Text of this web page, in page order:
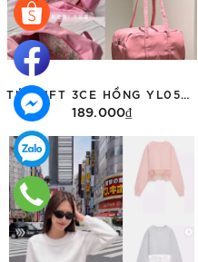
189.000₫
Thêm vào giỏ hàng